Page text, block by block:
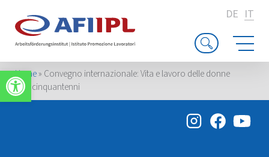
Apri la barra degli strumenti
DE IT
Home» Convegno internazionale: Vita e lavoro delle donne
ultracinquantenni